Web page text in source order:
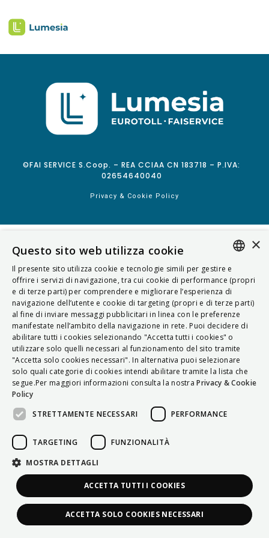
©FAI SERVICE S.Coop. – REA CCIAA CN 183718 – P.IVA:
02654640040
Privacy & Cookie Policy
ITALIAN
ENGLISH
FRENCH
HUNGARIAN
DEUTSCH
POLSKI
PORTUGUÊS
×
Questo sito web utilizza cookie
Il presente sito utilizza cookie e tecnologie simili per gestire e
offrire i servizi di navigazione, tra cui cookie di performance (propri
e di terze parti) per comprendere e migliorare l’esperienza di
navigazione dell’utente e cookie di targeting (propri e di terze parti)
al fine di inviare messaggi pubblicitari in linea con le preferenze
manifestate nell’ambito della navigazione in rete. Puoi decidere di
abilitare tutti i cookies selezionando "Accetta tutti i cookies" o
utilizzare solo quelli necessari al funzionamento del sito tramite
"Accetta solo cookies necessari". In alternativa puoi selezionare
solo quali categorie di cookies intendi abilitare tramite la lista che
segue.Per maggiori informazioni consulta la nostra Privacy & Cookie
Policy
STRETTAMENTE NECESSARI
PERFORMANCE
TARGETING FUNZIONALITÀ
MOSTRA DETTAGLI
ACCETTA TUTTI I COOKIES
ACCETTA SOLO COOKIES NECESSARI